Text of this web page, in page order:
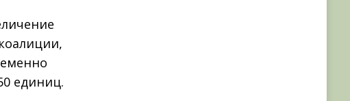
единиц.